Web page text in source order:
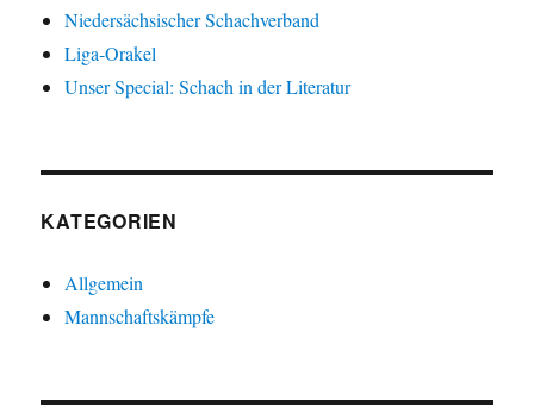
Niedersächsischer Schachverband
Liga-Orakel
Unser Special: Schach in der Literatur
KATEGORIEN
Allgemein
Mannschaftskämpfe